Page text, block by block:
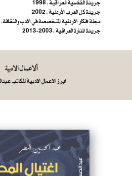
جريدة كل العرب الأردنية ، 2002
مجلة افكار الاردنية المتخصصة في الادب والثقافة، 2002
جريدة المنارة العراقية ، 2003-2013
ألاعمال الادبية
ابرز الاعمال الادبية للكاتب